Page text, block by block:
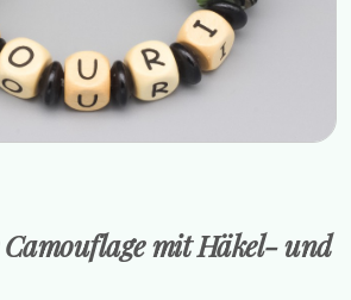
mit Häkel- und